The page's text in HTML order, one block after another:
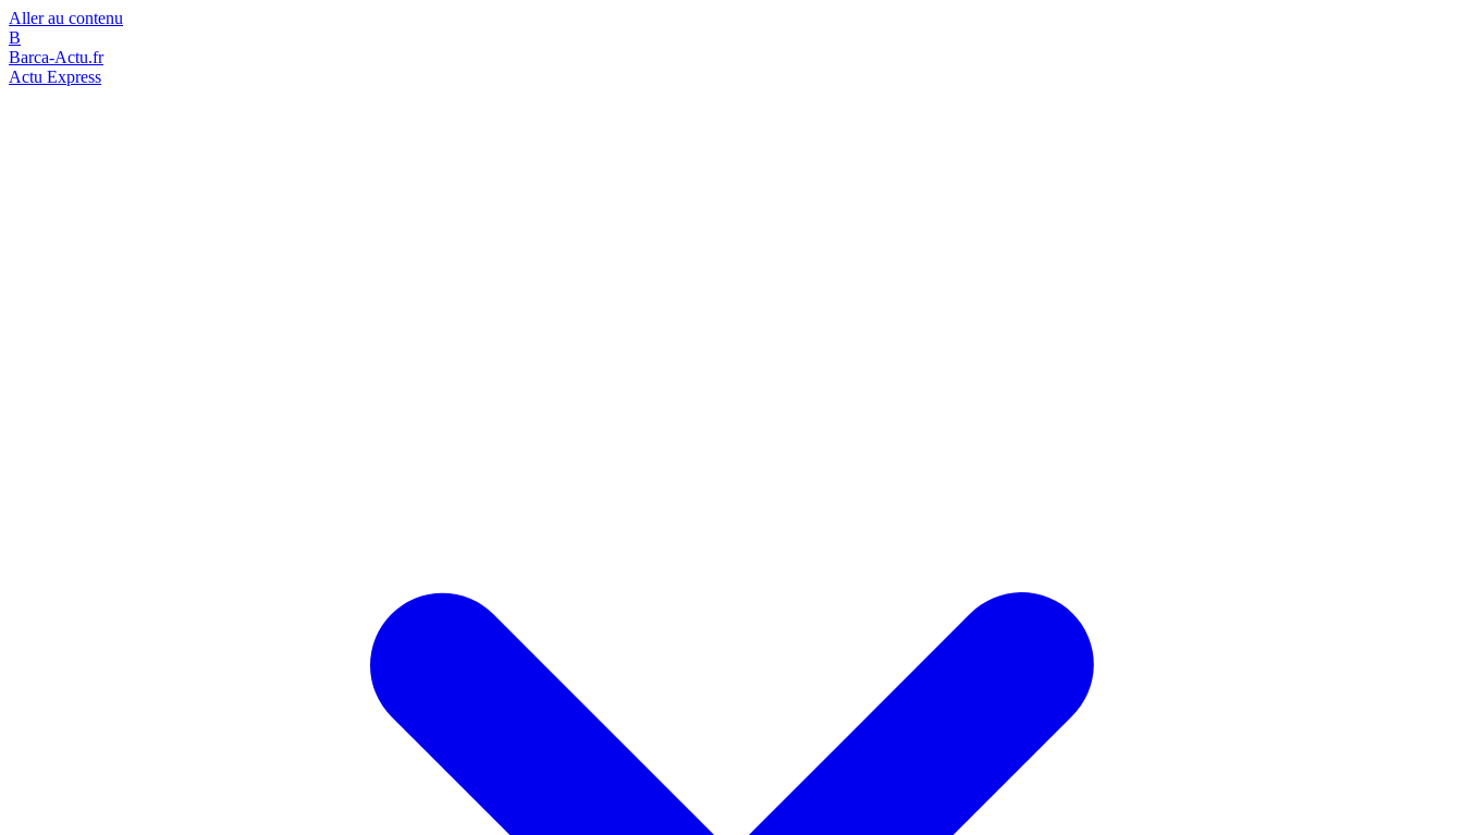
Aller au contenu
B
Barca-Actu.fr
Actu Express